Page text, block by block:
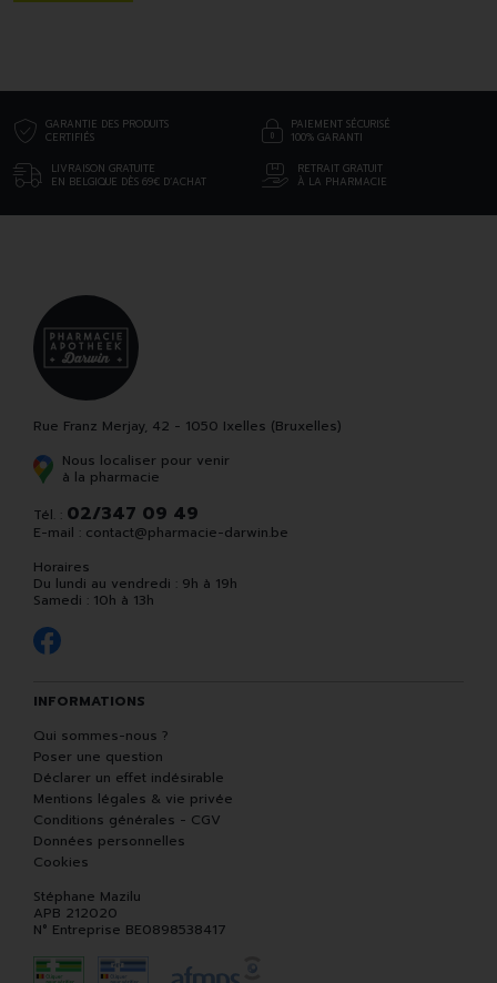
GARANTIE DES PRODUITS
CERTIFIÉS
PAIEMENT SÉCURISÉ
100% GARANTI
LIVRAISON GRATUITE
EN BELGIQUE DÈS 69€ D’ACHAT
RETRAIT GRATUIT
À LA PHARMACIE
Rue Franz Merjay, 42 - 1050 Ixelles (Bruxelles)
Nous localiser pour venir
à la pharmacie
Tél. : 02/347 09 49
E-mail : contact@pharmacie-darwin.be
Horaires
Du lundi au vendredi : 9h à 19h
Samedi : 10h à 13h
INFORMATIONS
Qui sommes-nous ?
Poser une question
Déclarer un effet indésirable
Mentions légales & vie privée
Conditions générales - CGV
Données personnelles
Cookies
Stéphane Mazilu
APB 212020
N° Entreprise BE0898538417